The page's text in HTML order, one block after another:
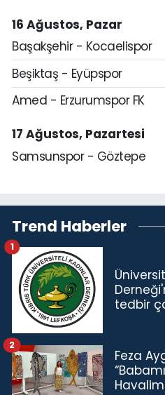
16 Ağustos, Pazar
Başakşehir - Kocaelispor
Beşiktaş - Eyüpspor
Amed - Erzurumspor FK
17 Ağustos, Pazartesi
Samsunspor - Göztepe
Trend Haberler
tedbir
1
Feza
2